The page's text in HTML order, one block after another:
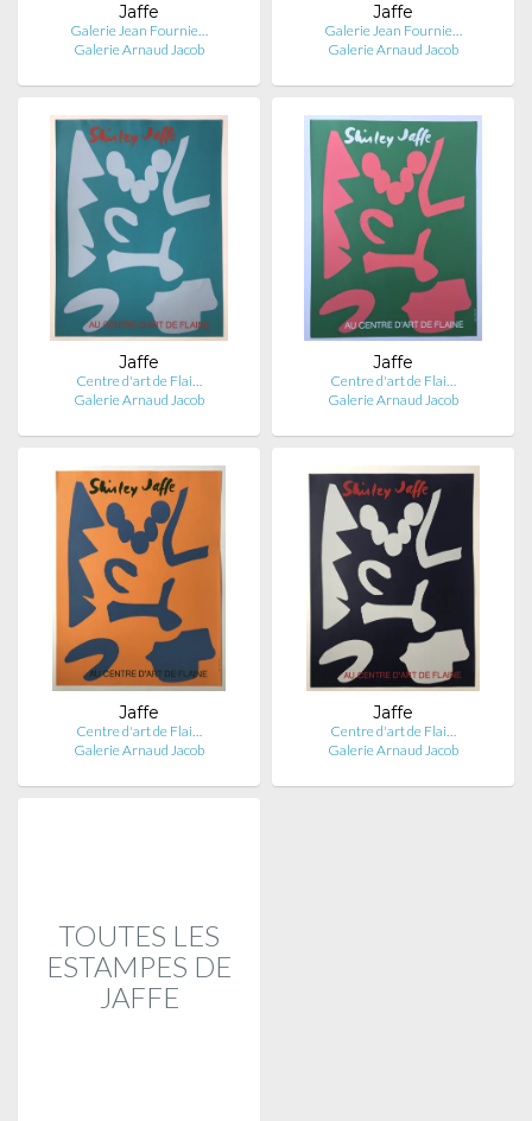
Jaffe
Galerie Jean Fournie…
Galerie Arnaud Jacob
Jaffe
Galerie Jean Fournie…
Galerie Arnaud Jacob
Jaffe
Centre d'art de Flai…
Galerie Arnaud Jacob
Jaffe
Centre d'art de Flai…
Galerie Arnaud Jacob
Jaffe
Centre d'art de Flai…
Galerie Arnaud Jacob
Jaffe
Centre d'art de Flai…
Galerie Arnaud Jacob
TOUTES LES
ESTAMPES DE
JAFFE